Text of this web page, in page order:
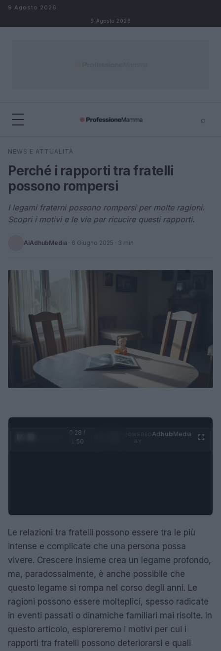
Salta al contenuto
9 Agosto 2026
9 Agosto 2026
⌕
Cerca
NEWS E ATTUALITÀ
Perché i rapporti tra fratelli
possono rompersi
I legami fraterni possono rompersi per molte ragioni.
Scopri i motivi e le vie per ricucire questi rapporti.
AiAdhubMedia · 6 Giugno 2025 · 3 min
0:28 /
1:50
AdhubMedia
Le relazioni tra fratelli possono essere tra le più
intense e complicate che una persona possa
vivere. Crescere insieme crea un legame profondo,
ma, paradossalmente, è anche possibile che
questo legame si rompa nel corso degli anni. Le
ragioni possono essere molteplici, spesso radicate
in eventi passati o dinamiche familiari mai risolte. In
questo articolo, esploreremo i motivi per cui i
rapporti tra fratelli possono deteriorarsi e quali